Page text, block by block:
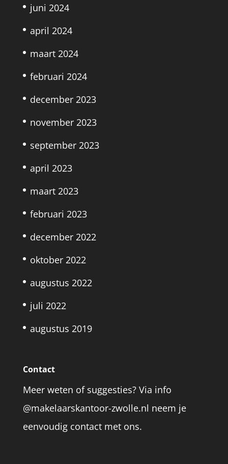
juni 2024
april 2024
maart 2024
februari 2024
december 2023
november 2023
september 2023
april 2023
maart 2023
februari 2023
december 2022
oktober 2022
augustus 2022
juli 2022
augustus 2019
Contact
Meer weten of suggesties? Via info
@makelaarskantoor-zwolle.nl neem je
eenvoudig contact met ons.